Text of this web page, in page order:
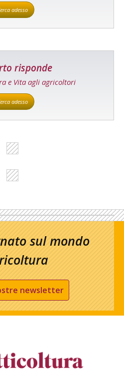
adesso
risponde
e Vita agli agricoltori
adesso
sul mondo
newsletter